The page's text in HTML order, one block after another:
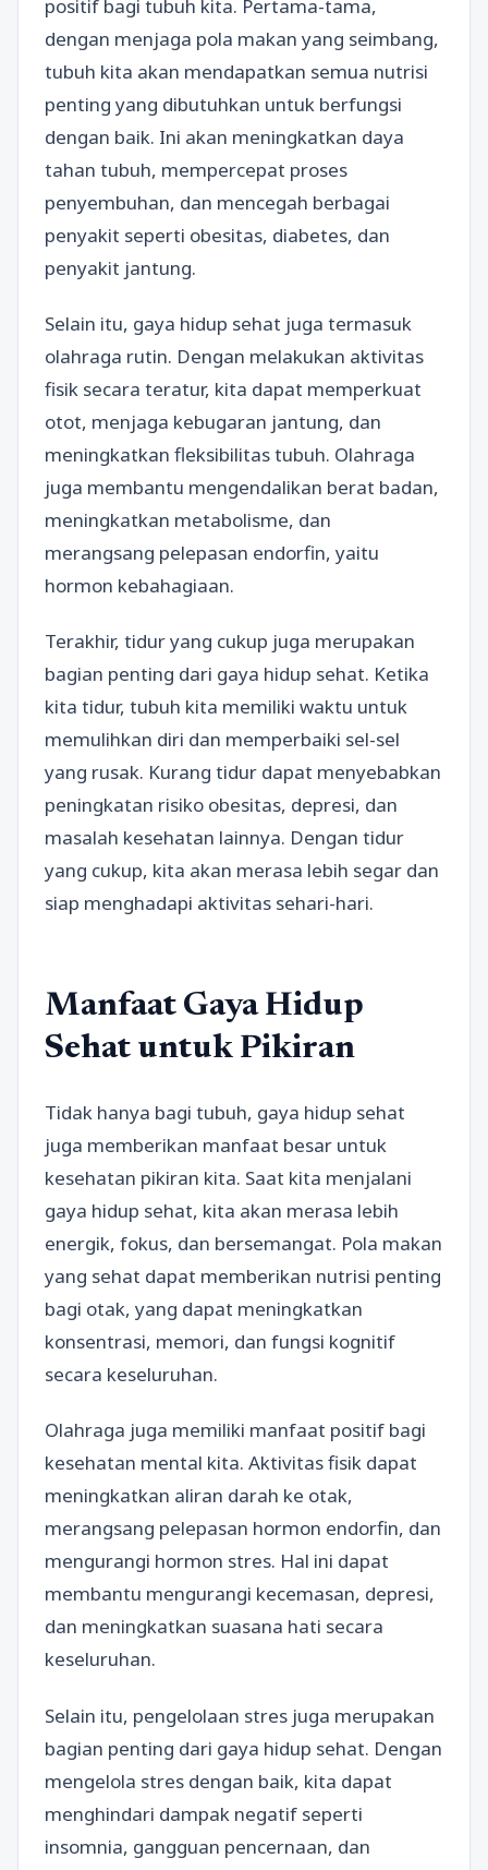
positif bagi tubuh kita. Pertama-tama,
dengan menjaga pola makan yang seimbang,
tubuh kita akan mendapatkan semua nutrisi
penting yang dibutuhkan untuk berfungsi
dengan baik. Ini akan meningkatkan daya
tahan tubuh, mempercepat proses
penyembuhan, dan mencegah berbagai
penyakit seperti obesitas, diabetes, dan
penyakit jantung.
Selain itu, gaya hidup sehat juga termasuk
olahraga rutin. Dengan melakukan aktivitas
fisik secara teratur, kita dapat memperkuat
otot, menjaga kebugaran jantung, dan
meningkatkan fleksibilitas tubuh. Olahraga
juga membantu mengendalikan berat badan,
meningkatkan metabolisme, dan
merangsang pelepasan endorfin, yaitu
hormon kebahagiaan.
Terakhir, tidur yang cukup juga merupakan
bagian penting dari gaya hidup sehat. Ketika
kita tidur, tubuh kita memiliki waktu untuk
memulihkan diri dan memperbaiki sel-sel
yang rusak. Kurang tidur dapat menyebabkan
peningkatan risiko obesitas, depresi, dan
masalah kesehatan lainnya. Dengan tidur
yang cukup, kita akan merasa lebih segar dan
siap menghadapi aktivitas sehari-hari.
Manfaat Gaya Hidup
Sehat untuk Pikiran
Tidak hanya bagi tubuh, gaya hidup sehat
juga memberikan manfaat besar untuk
kesehatan pikiran kita. Saat kita menjalani
gaya hidup sehat, kita akan merasa lebih
energik, fokus, dan bersemangat. Pola makan
yang sehat dapat memberikan nutrisi penting
bagi otak, yang dapat meningkatkan
konsentrasi, memori, dan fungsi kognitif
secara keseluruhan.
Olahraga juga memiliki manfaat positif bagi
kesehatan mental kita. Aktivitas fisik dapat
meningkatkan aliran darah ke otak,
merangsang pelepasan hormon endorfin, dan
mengurangi hormon stres. Hal ini dapat
membantu mengurangi kecemasan, depresi,
dan meningkatkan suasana hati secara
keseluruhan.
Selain itu, pengelolaan stres juga merupakan
bagian penting dari gaya hidup sehat. Dengan
mengelola stres dengan baik, kita dapat
menghindari dampak negatif seperti
insomnia, gangguan pencernaan, dan